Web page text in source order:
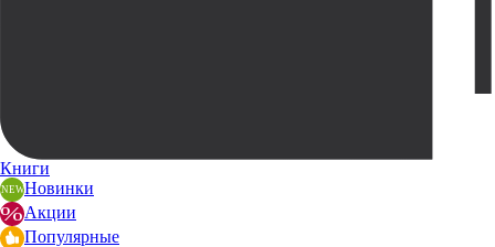
Книги
Новинки
Акции
Популярные